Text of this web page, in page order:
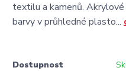
textilu a kamenů.
barvy v průhledné plasto...
Dostupnost